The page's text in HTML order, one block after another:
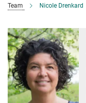
Team Nicole Drenkard